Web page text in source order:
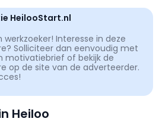
HeilooStart.nl
werkzoeker! Interesse in deze
Solliciteer dan eenvoudig met
motivatiebrief of bekijk de
op de site van de adverteerder.
Heiloo